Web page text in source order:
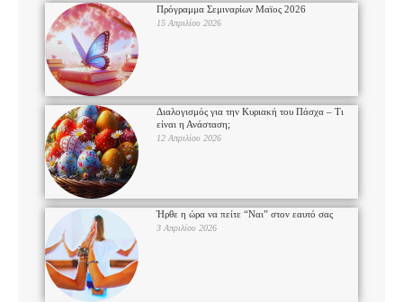
Πρόγραμμα Σεμιναρίων Μαϊος 2026
15 Απριλίου 2026
Διαλογισμός για την Κυριακή του Πάσχα – Τι
είναι η Ανάσταση;
12 Απριλίου 2026
Ήρθε η ώρα να πείτε “Ναι” στον εαυτό σας
3 Απριλίου 2026